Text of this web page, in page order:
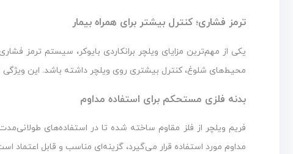
ترمز فشاری؛ کنترل بیشتر برای همراه بیمار
یکی از مهم‌ترین مزایای ویلچر برانکاردی بایوکر، سیستم ترمز
محیط‌های شلوغ، کنترل بیشتری روی ویلچر داشته باشد. این ویژگی
بدنه فلزی مستحکم برای استفاده مداوم
فریم ویلچر از فلز مقاوم ساخته شده تا در استفاده‌های
مداوم مورد استفاده قرار می‌گیرد، گزینه‌ای مناسب و قابل اعتماد